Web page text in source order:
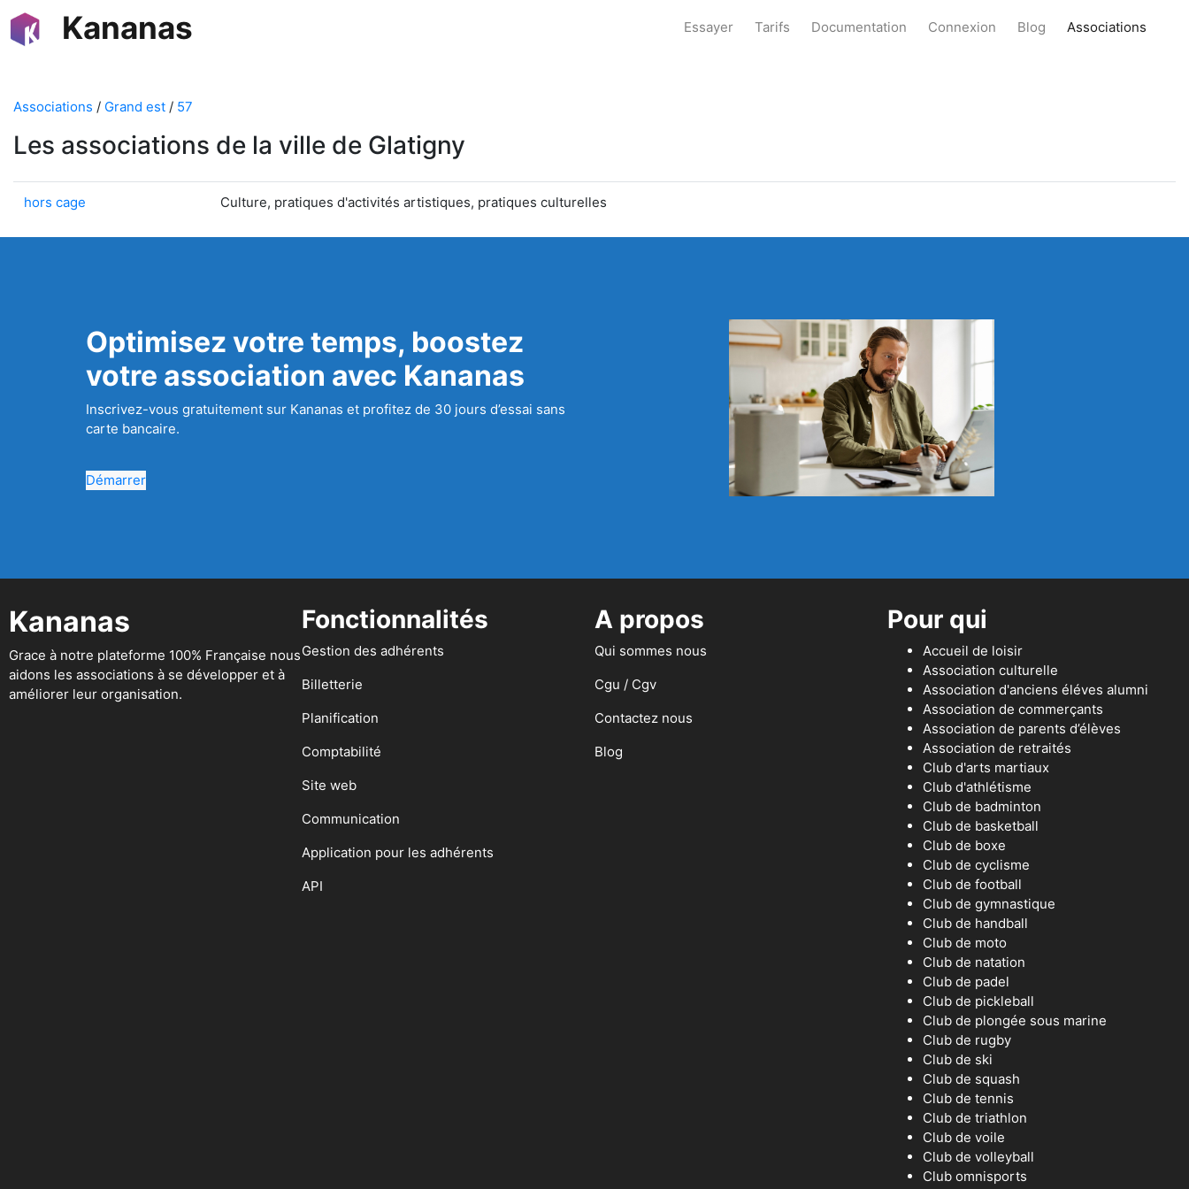
Kananas Essayer Tarifs Documentation Connexion Blog Associations
Associations / Grand est / 57
Les associations de la ville de Glatigny
hors cage Culture, pratiques d'activités artistiques, pratiques culturelles
Optimisez votre temps, boostez
votre association avec Kananas
Inscrivez-vous gratuitement sur Kananas et profitez de 30 jours d’essai sans
carte bancaire.
Démarrer
Kananas
Grace à notre plateforme 100% Française nous
aidons les associations à se développer et à
améliorer leur organisation.
Fonctionnalités
Gestion des adhérents
Billetterie
Planification
Comptabilité
Site web
Communication
Application pour les adhérents
API
A propos
Qui sommes nous
Cgu / Cgv
Contactez nous
Blog
Pour qui
Accueil de loisir
Association culturelle
Association d'anciens éléves alumni
Association de commerçants
Association de parents d’élèves
Association de retraités
Club d'arts martiaux
Club d'athlétisme
Club de badminton
Club de basketball
Club de boxe
Club de cyclisme
Club de football
Club de gymnastique
Club de handball
Club de moto
Club de natation
Club de padel
Club de pickleball
Club de plongée sous marine
Club de rugby
Club de ski
Club de squash
Club de tennis
Club de triathlon
Club de voile
Club de volleyball
Club omnisports